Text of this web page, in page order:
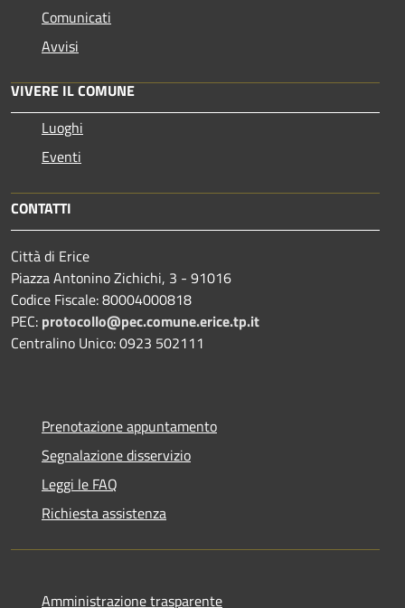
Comunicati
Avvisi
VIVERE IL COMUNE
Luoghi
Eventi
CONTATTI
Città di Erice
Piazza Antonino Zichichi, 3 - 91016
Codice Fiscale: 80004000818
PEC: protocollo@pec.comune.erice.tp.it
Centralino Unico: 0923 502111
Prenotazione appuntamento
Segnalazione disservizio
Leggi le FAQ
Richiesta assistenza
Amministrazione trasparente